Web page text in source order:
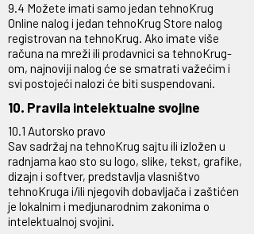
9.4 Možete imati samo jedan tehnoKrug
Online nalog i jedan tehnoKrug Store nalog
registrovan na tehnoKrug. Ako imate više
računa na mreži ili prodavnici sa tehnoKrug-
om, najnoviji nalog će se smatrati važećim i
svi postojeći nalozi će biti suspendovani.
10. Pravila intelektualne svojine
10.1 Autorsko pravo
Sav sadržaj na tehnoKrug sajtu ili izložen u
radnjama kao sto su logo, slike, tekst, grafike,
dizajn i softver, predstavlja vlasništvo
tehnoKruga i/ili njegovih dobavljača i zaštićen
je lokalnim i medjunarodnim zakonima o
intelektualnoj svojini.